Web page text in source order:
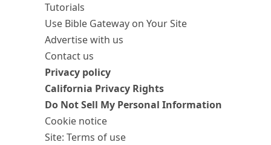
Tutorials
Use Bible Gateway on Your Site
Advertise with us
Contact us
Privacy policy
California Privacy Rights
Do Not Sell My Personal Information
Cookie notice
Site: Terms of use